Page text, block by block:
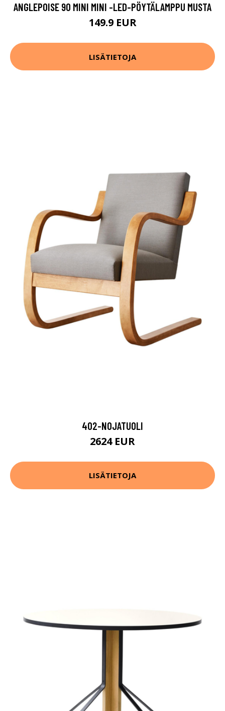
ANGLEPOISE 90 MINI MINI -LED-PÖYTÄLAMPPU MUSTA
149.9 EUR
LISÄTIETOJA
402-NOJATUOLI
2624 EUR
LISÄTIETOJA